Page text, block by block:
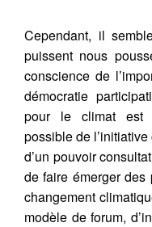
Cependant, il
puissent nous
conscience de
démocratie
pour le climat est
possible de
d’un pouvoir
de faire émerger des
changement
modèle de forum,